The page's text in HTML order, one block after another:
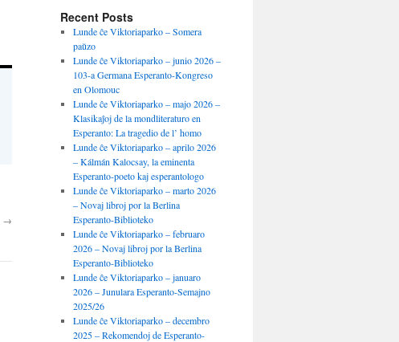
→
Recent Posts
Lunde ĉe Viktoriaparko – Somera
paŭzo
Lunde ĉe Viktoriaparko – junio 2026 –
103-a Germana Esperanto-Kongreso
en Olomouc
Lunde ĉe Viktoriaparko – majo 2026 –
Klasikaĵoj de la mondliteraturo en
Esperanto: La tragedio de l’ homo
Lunde ĉe Viktoriaparko – aprilo 2026
– Kálmán Kalocsay, la eminenta
Esperanto-poeto kaj esperantologo
Lunde ĉe Viktoriaparko – marto 2026
– Novaj libroj por la Berlina
Esperanto-Biblioteko
Lunde ĉe Viktoriaparko – februaro
2026 – Novaj libroj por la Berlina
Esperanto-Biblioteko
Lunde ĉe Viktoriaparko – januaro
2026 – Junulara Esperanto-Semajno
2025/26
Lunde ĉe Viktoriaparko – decembro
2025 – Rekomendoj de Esperanto-